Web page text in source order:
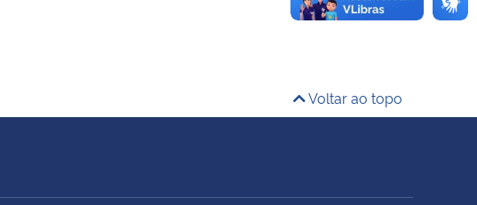
Voltar ao topo